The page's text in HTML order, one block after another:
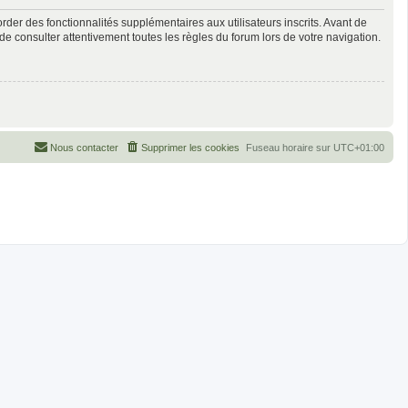
des fonctionnalités supplémentaires aux utilisateurs inscrits. Avant de
consulter attentivement toutes les règles du forum lors de votre navigation.
Fuseau horaire sur UTC+01:00
Supprimer les cookies
Nous contacter